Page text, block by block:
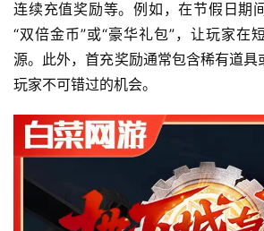
连续充值奖励等。例如，在节假日期
“双倍金币”或“豪华礼包”，让玩家在
源。此外，首充奖励通常包含稀有道具
玩家不可错过的机会。